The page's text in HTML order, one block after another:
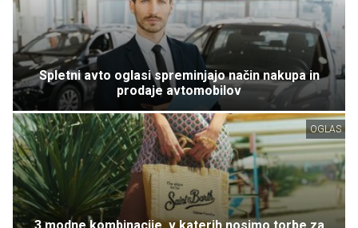
Spletni avto oglasi spreminjajo način nakupa in
prodaje avtomobilov
OGLAS
3 modne kombinacije, v katerih nosimo torbe za